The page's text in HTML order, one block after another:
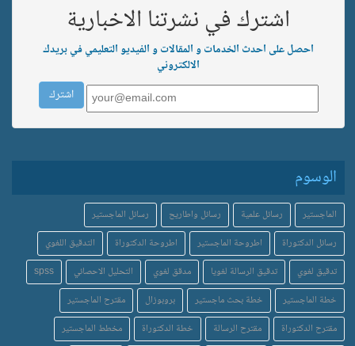
اشترك في نشرتنا الاخبارية
احصل على احدث الخدمات و المقالات و الفيديو التعليمي في بريدك
الالكتروني
الوسوم
الماجستير رسائل علمية رسائل واطاريح
رسائل الماجستير
رسائل الدكتوراة
اطروحة الماجستير اطروحة الدكتوراة
التدقيق اللغوي
تدقيق لغوي
تدقيق الرسالة لغويا مدقق لغوي التحليل الاحصائي
spss
خطة الماجستير
خطة بحث ماجستير بروبوزال
مقترح الماجستير
مقترح الدكتوراة
مقترح الرسالة خطة الدكتوراة مخطط الماجستير